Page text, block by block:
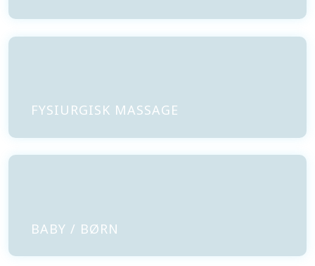
FYSIURGISK MASSAGE​
BABY / BØRN​